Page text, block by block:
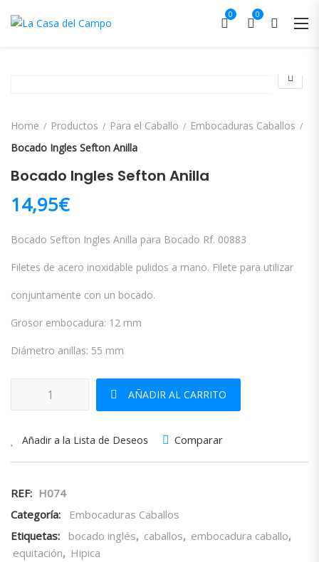
0 0
Home Productos Para el Caballo
Embocaduras Caballos
Bocado Ingles Sefton Anilla
Bocado Ingles Sefton Anilla
14,95€
Bocado Sefton Ingles Anilla para Bocado Rf. 00883
Filetes de acero inoxidable pulidos a mano. Filete para utilizar
conjuntamente con un bocado.
Grosor embocadura: 12 mm
Diámetro anillas: 55 mm
Bocado Ingles Sefton Anilla cantidad
AÑADIR AL CARRITO
Añadir a la Lista de Deseos Comparar
REF: H074
Categoría:
Embocaduras Caballos
Etiquetas:
bocado inglés, caballos, embocadura caballo,
equitación, Hipica